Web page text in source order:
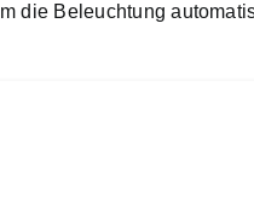
die Beleuchtung